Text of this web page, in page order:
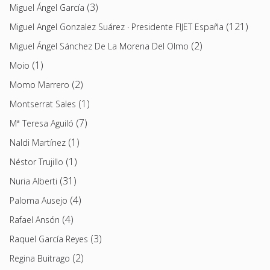
Miguel Ángel García (3)
Miguel Angel Gonzalez Suárez · Presidente FIJET España (121)
Miguel Ángel Sánchez De La Morena Del Olmo (2)
Moio (1)
Momo Marrero (2)
Montserrat Sales (1)
Mª Teresa Aguiló (7)
Naldi Martínez (1)
Néstor Trujillo (1)
Nuria Alberti (31)
Paloma Ausejo (4)
Rafael Ansón (4)
Raquel García Reyes (3)
Regina Buitrago (2)